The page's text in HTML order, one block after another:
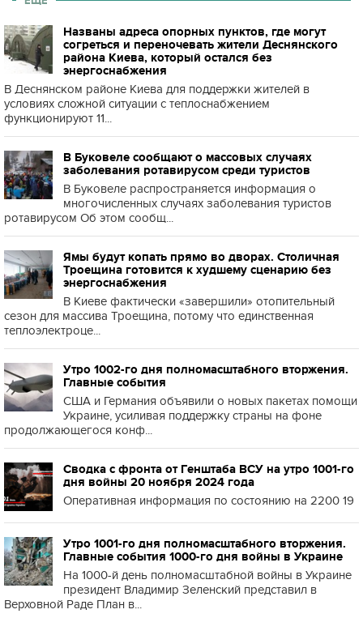
Названы адреса опорных пунктов, где могут
согреться и переночевать жители Деснянского
района Киева, который остался без
энергоснабжения
В Деснянском районе Киева для поддержки жителей в
условиях сложной ситуации с теплоснабжением
функционируют 11...
В Буковеле сообщают о массовых случаях
заболевания ротавирусом среди туристов
В Буковеле распространяется информация о
многочисленных случаях заболевания туристов
ротавирусом Об этом сообщ...
Ямы будут копать прямо во дворах. Столичная
Троещина готовится к худшему сценарию без
энергоснабжения
В Киеве фактически «завершили» отопительный
сезон для массива Троещина, потому что единственная
теплоэлектроце...
Утро 1002-го дня полномасштабного вторжения.
Главные события
США и Германия объявили о новых пакетах помощи
Украине, усиливая поддержку страны на фоне
продолжающегося конф...
Сводка с фронта от Генштаба ВСУ на утро 1001-го
дня войны 20 ноября 2024 года
Оперативная информация по состоянию на 2200 19
Утро 1001-го дня полномасштабного вторжения.
Главные события 1000-го дня войны в Украине
На 1000-й день полномасштабной войны в Украине
президент Владимир Зеленский представил в
Верховной Раде План в...